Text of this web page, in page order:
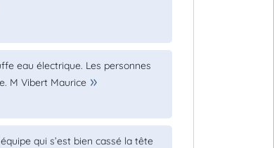
eau électrique. Les personnes
M Vibert Maurice
qui s’est bien cassé la tête